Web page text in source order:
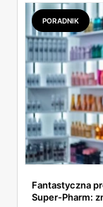
PORADNIK
Fantastyczna
Super-Pharm: